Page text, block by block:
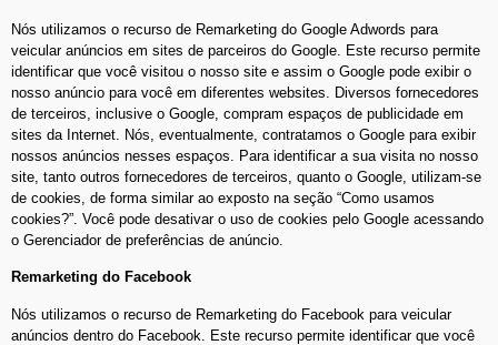
Nós utilizamos o recurso de Remarketing do Google Adwords para
veicular anúncios em sites de parceiros do Google. Este recurso permite
identificar que você visitou o nosso site e assim o Google pode exibir o
nosso anúncio para você em diferentes websites. Diversos fornecedores
de terceiros, inclusive o Google, compram espaços de publicidade em
sites da Internet. Nós, eventualmente, contratamos o Google para exibir
nossos anúncios nesses espaços. Para identificar a sua visita no nosso
site, tanto outros fornecedores de terceiros, quanto o Google, utilizam-se
de cookies, de forma similar ao exposto na seção “Como usamos
cookies?”. Você pode desativar o uso de cookies pelo Google acessando
o Gerenciador de preferências de anúncio.
Remarketing do Facebook
Nós utilizamos o recurso de Remarketing do Facebook para veicular
anúncios dentro do Facebook. Este recurso permite identificar que você